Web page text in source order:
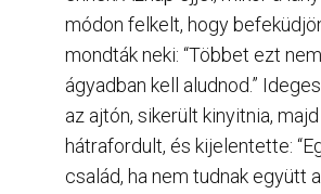
módon felkelt, hogy
mondták neki: “Többet ezt
ágyadban kell aludnod.”
az ajtón, sikerült kinyitnia,
hátrafordult, és kijelentette:
család, ha nem tudnak együtt